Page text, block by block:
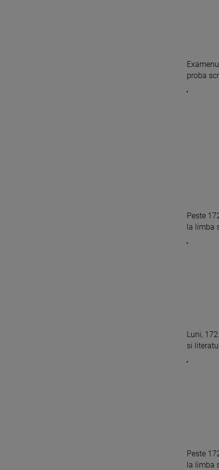
proba
Peste
la limba
Luni,
si
Peste
la limba